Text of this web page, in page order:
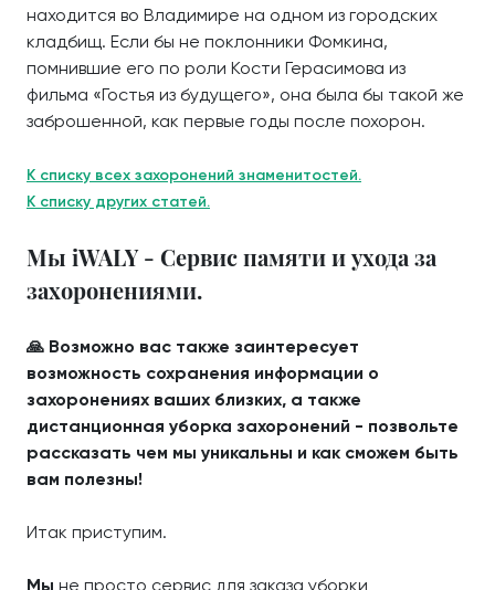
находится во Владимире на одном из городских
кладбищ. Если бы не поклонники Фомкина,
помнившие его по роли Кости Герасимова из
фильма «Гостья из будущего», она была бы такой же
заброшенной, как первые годы после похорон.
К списку всех захоронений знаменитостей.
К списку других статей.
Мы iWALY - Сервис памяти и ухода за
захоронениями.
🙏 Возможно вас также заинтересует
возможность сохранения информации о
захоронениях ваших близких, а также
дистанционная уборка захоронений - позвольте
рассказать чем мы уникальны и как сможем быть
вам полезны!
Итак приступим.
Мы не просто сервис для заказа уборки